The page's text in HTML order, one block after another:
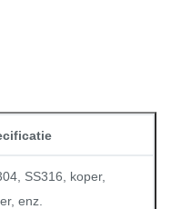
SS316, koper,
enz.